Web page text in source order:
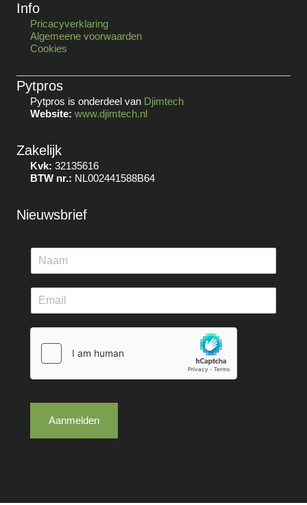
Info
Pricacyverklaring
Algemeene voorwaarden
Cookies
Pytpros
Pytpros is onderdeel van Djimtech
Website: www.djimtech.nl
Zakelijk
Kvk: 32135616
BTW nr.: NL002441588B64
Nieuwsbrief
Aanmelden